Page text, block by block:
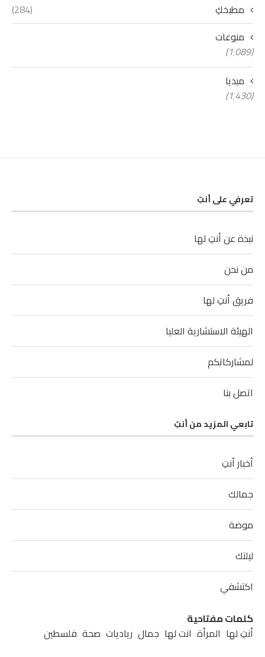
مطبخكِ
(284)
منوعات
(1٬089)
ميديا
(1٬430)
تعرفي على أنتِ
نبذة عن أنتِ لها
من نحن
فريق أنتِ لها
الهيئة الاستشارية العليا
لمشاركاتكم
اتصل بنا
تابعي المزيد من أنتِ
أخبار أنتِ
جمالك
موضة
ليلتك
اكتشفي
كلمات مفتاحية
أنتِ لها المرأة انت لها جمال رياديات صحة فلسطين